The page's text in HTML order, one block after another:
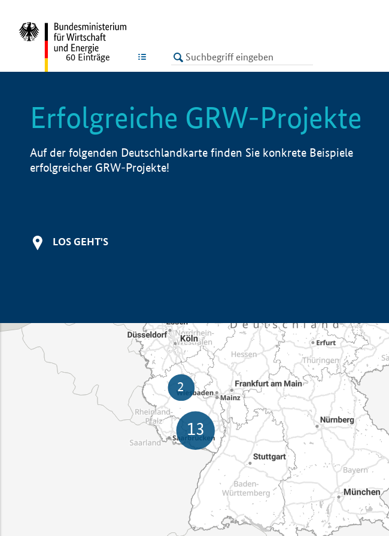
LISTE
60 Einträge
Erfolgreiche GRW-Projekte
Auf der folgenden Deutschlandkarte finden Sie konkrete Beispiele
erfolgreicher GRW-Projekte!
LOS GEHT'S